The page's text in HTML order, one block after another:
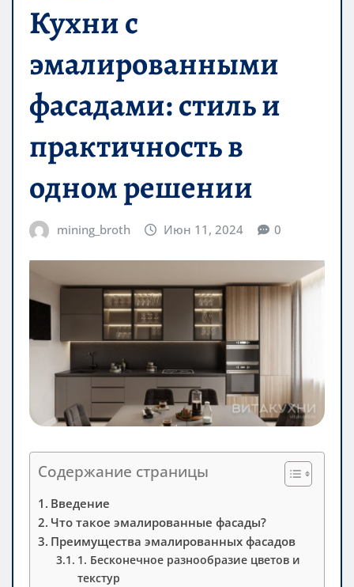
Кухни с
эмалированными
фасадами: стиль и
практичность в
одном решении
mining_broth Июн 11, 2024 0
Содержание страницы
Введение
Что такое эмалированные фасады?
Преимущества эмалированных фасадов
1. Бесконечное разнообразие цветов и
текстур